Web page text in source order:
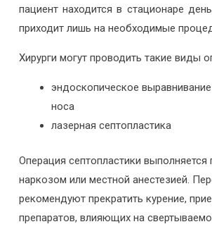
пациент находится в стационаре
приходит лишь на необходимые
Хирурги могут проводить такие виды
эндоскопическое
носа
лазерная септопластика
Операция септопластики
наркозом или местной анестезией.
рекомендуют прекратить курение,
препаратов, влияющих на